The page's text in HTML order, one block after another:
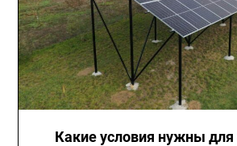
Какие условия нужны для